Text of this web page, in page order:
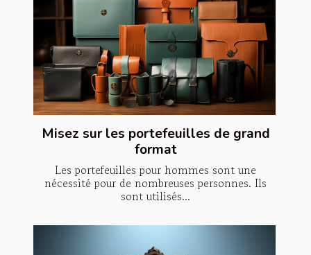
Misez sur les portefeuilles de grand
format
Les portefeuilles pour hommes sont une
nécessité pour de nombreuses personnes. Ils
sont utilisés...